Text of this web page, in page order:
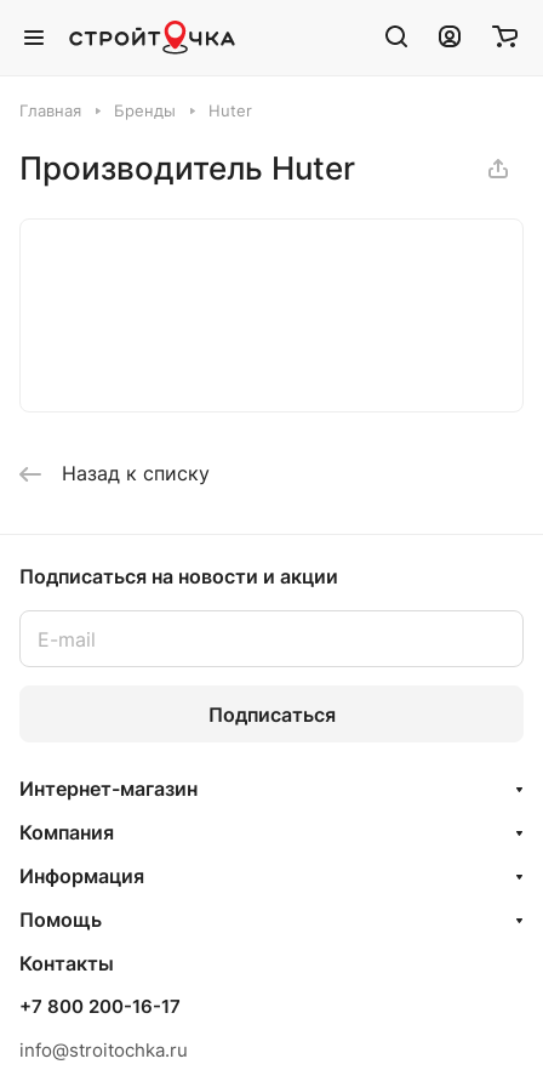
Главная Бренды Huter
Производитель Huter
Назад к списку
Подписаться на новости и акции
Подписаться
Интернет-магазин
Компания
Информация
Помощь
Контакты
+7 800 200-16-17
info@stroitochka.ru